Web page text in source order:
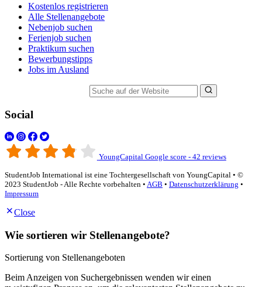
Kostenlos registrieren
Alle Stellenangebote
Nebenjob suchen
Ferienjob suchen
Praktikum suchen
Bewerbungstipps
Jobs im Ausland
Social
YoungCapital Google score - 42 reviews
StudentJob International ist eine Tochtergesellschaft von YoungCapital • ©
2023 StudentJob - Alle Rechte vorbehalten • AGB • Datenschutzerklärung •
Impressum
Close
Wie sortieren wir Stellenangebote?
Sortierung von Stellenangeboten
Beim Anzeigen von Suchergebnissen wenden wir einen